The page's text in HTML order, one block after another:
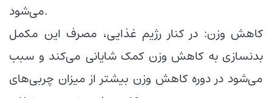
می‌شود.
کاهش وزن: در کنار رژیم غذایی، مصرف این مکمل
بدنسازی به کاهش وزن کمک شایانی می‌کند و سبب
می‌شود در دوره کاهش وزن بیشتر از میزان چربی‌های